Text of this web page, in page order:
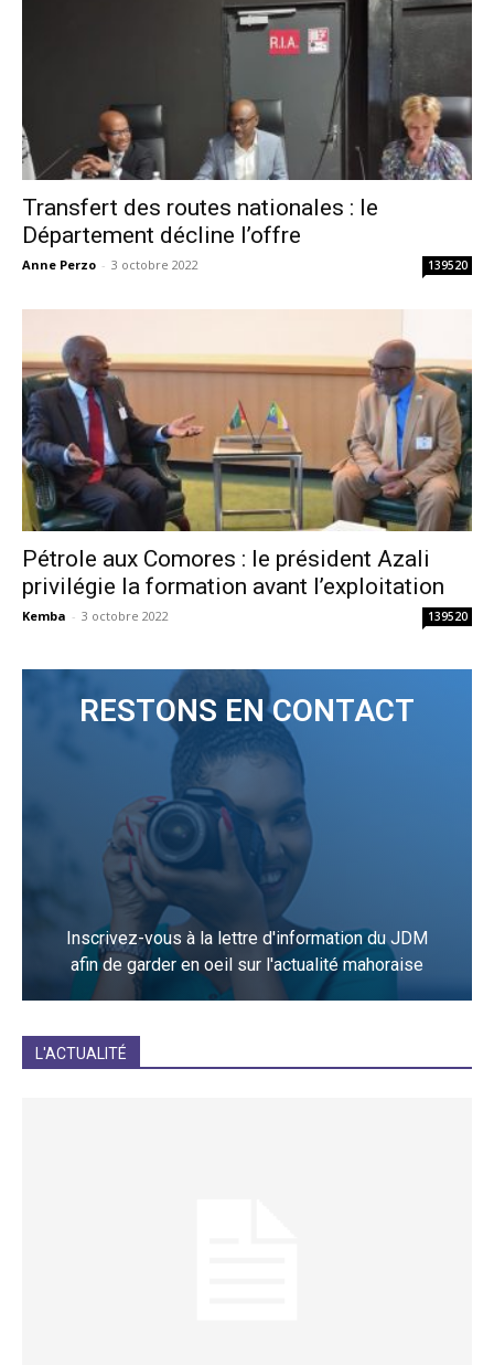
Transfert des routes nationales : le
Département décline l’offre
Anne Perzo - 3 octobre 2022 139520
Pétrole aux Comores : le président Azali
privilégie la formation avant l’exploitation
Kemba - 3 octobre 2022 139520
RESTONS EN CONTACT
Inscrivez-vous à la lettre d'information du JDM
afin de garder en oeil sur l'actualité mahoraise
L'ACTUALITÉ